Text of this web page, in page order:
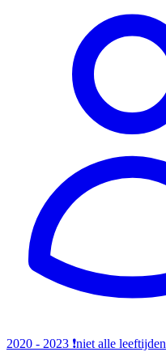
2020 - 2023 ❗️niet alle leeftijden